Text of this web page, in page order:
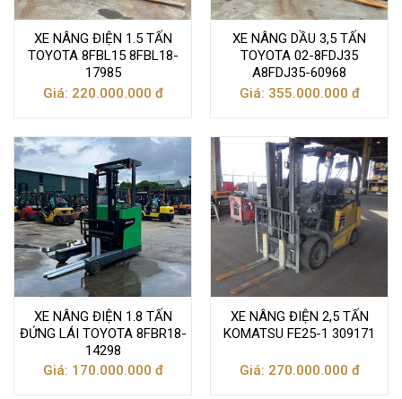
XE NÂNG ĐIỆN 1.5 TẤN
TOYOTA 8FBL15 8FBL18-
17985
Giá: 220.000.000 đ
XE NÂNG DẦU 3,5 TẤN
TOYOTA 02-8FDJ35
A8FDJ35-60968
Giá: 355.000.000 đ
XE NÂNG ĐIỆN 1.8 TẤN
ĐỨNG LÁI TOYOTA 8FBR18-
14298
Giá: 170.000.000 đ
XE NÂNG ĐIỆN 2,5 TẤN
KOMATSU FE25-1 309171
Giá: 270.000.000 đ